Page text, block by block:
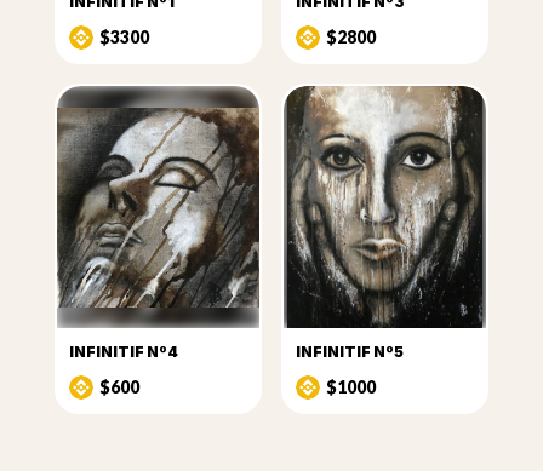
$3300 $2800
INFINITIF Nº4
$600
INFINITIF Nº5
$1000